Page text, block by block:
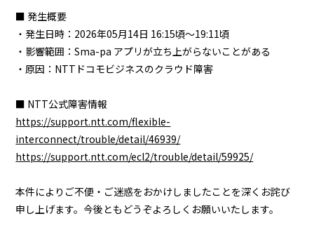
U-NEXT HOLDINGS
採用情報
ALMEX Blog
マイページログイン
■ 発生概要
・発生日時：2026年05月14日 16:15頃～19:11頃
・影響範囲：Sma-pa アプリが立ち上がらないことがある
・原因：NTTドコモビジネスのクラウド障害
■ NTT公式障害情報
https://support.ntt.com/flexible-
interconnect/trouble/detail/46939/
https://support.ntt.com/ecl2/trouble/detail/59925/
本件によりご不便・ご迷惑をおかけしましたことを深くお詫び
申し上げます。今後ともどうぞよろしくお願いいたします。